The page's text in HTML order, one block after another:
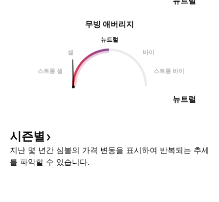
무빙 애버리지
뉴트럴
셀
바이
스트롱 셀 스트롱 바이
뉴트럴
시즌별
지난 몇 년간 심볼의 가격 변동을 표시하여 반복되는 추세
를 파악할 수 있습니다.